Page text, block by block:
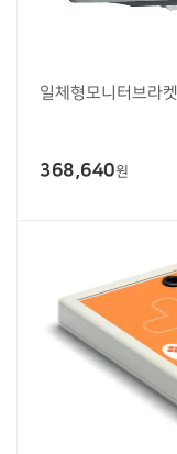
일체형모니터브라켓
368,640원